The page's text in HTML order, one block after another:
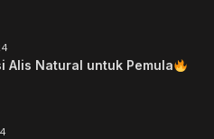
Alis Natural untuk Pemula